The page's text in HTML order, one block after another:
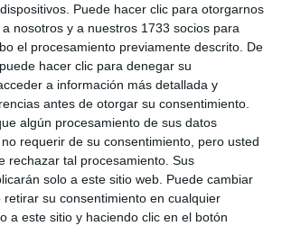
Puede hacer clic para otorgarnos
nosotros y a nuestros 1733 socios para
el procesamiento previamente descrito. De
hacer clic para denegar su
a información más detallada y
antes de otorgar su consentimiento.
algún procesamiento de sus datos
requerir de su consentimiento, pero usted
rechazar tal procesamiento. Sus
solo a este sitio web. Puede cambiar
su consentimiento en cualquier
a este sitio y haciendo clic en el botón